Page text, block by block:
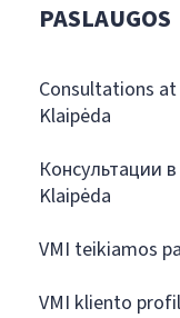
PASLAUGOS
Consultations
Klaipėda
Консультации
Klaipėda
VMI teikiamos
VMI kliento